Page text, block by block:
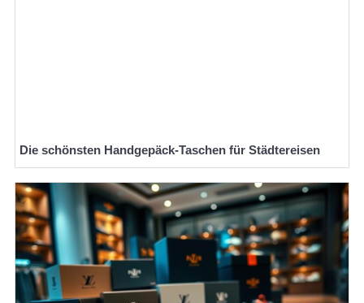
Die schönsten Handgepäck-Taschen für Städtereisen